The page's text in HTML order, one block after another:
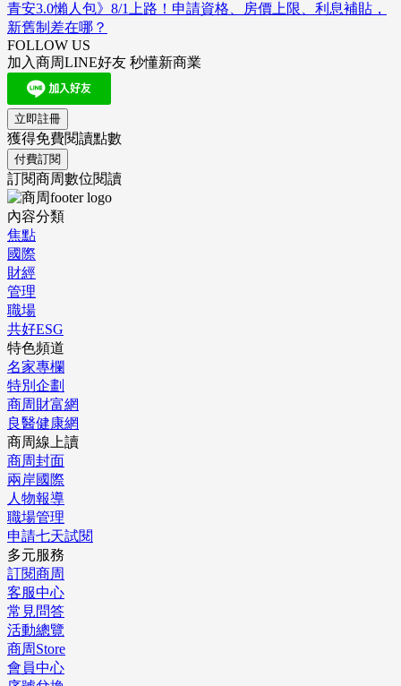
青安3.0懶人包》8/1上路！申請資格、房價上限、利息補貼，
新舊制差在哪？
FOLLOW US
加入商周LINE好友 秒懂新商業
立即註冊
獲得免費閱讀點數
付費訂閱
訂閱商周數位閱讀
內容分類
焦點
國際
財經
管理
職場
共好ESG
特色頻道
名家專欄
特別企劃
商周財富網
良醫健康網
商周線上讀
商周封面
兩岸國際
人物報導
職場管理
申請七天試閱
多元服務
訂閱商周
客服中心
常見問答
活動總覽
商周Store
會員中心